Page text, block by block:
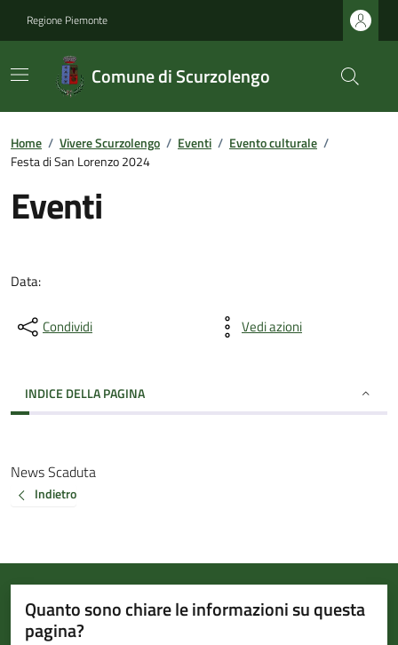
Regione Piemonte
Comune di Scurzolengo
Home / Vivere Scurzolengo / Eventi / Evento culturale /
Festa di San Lorenzo 2024
Eventi
Data:
Condividi Vedi azioni
INDICE DELLA PAGINA
News Scaduta
Indietro
Quanto sono chiare le informazioni su questa
pagina?